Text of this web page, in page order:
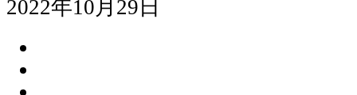
2022年10月29日